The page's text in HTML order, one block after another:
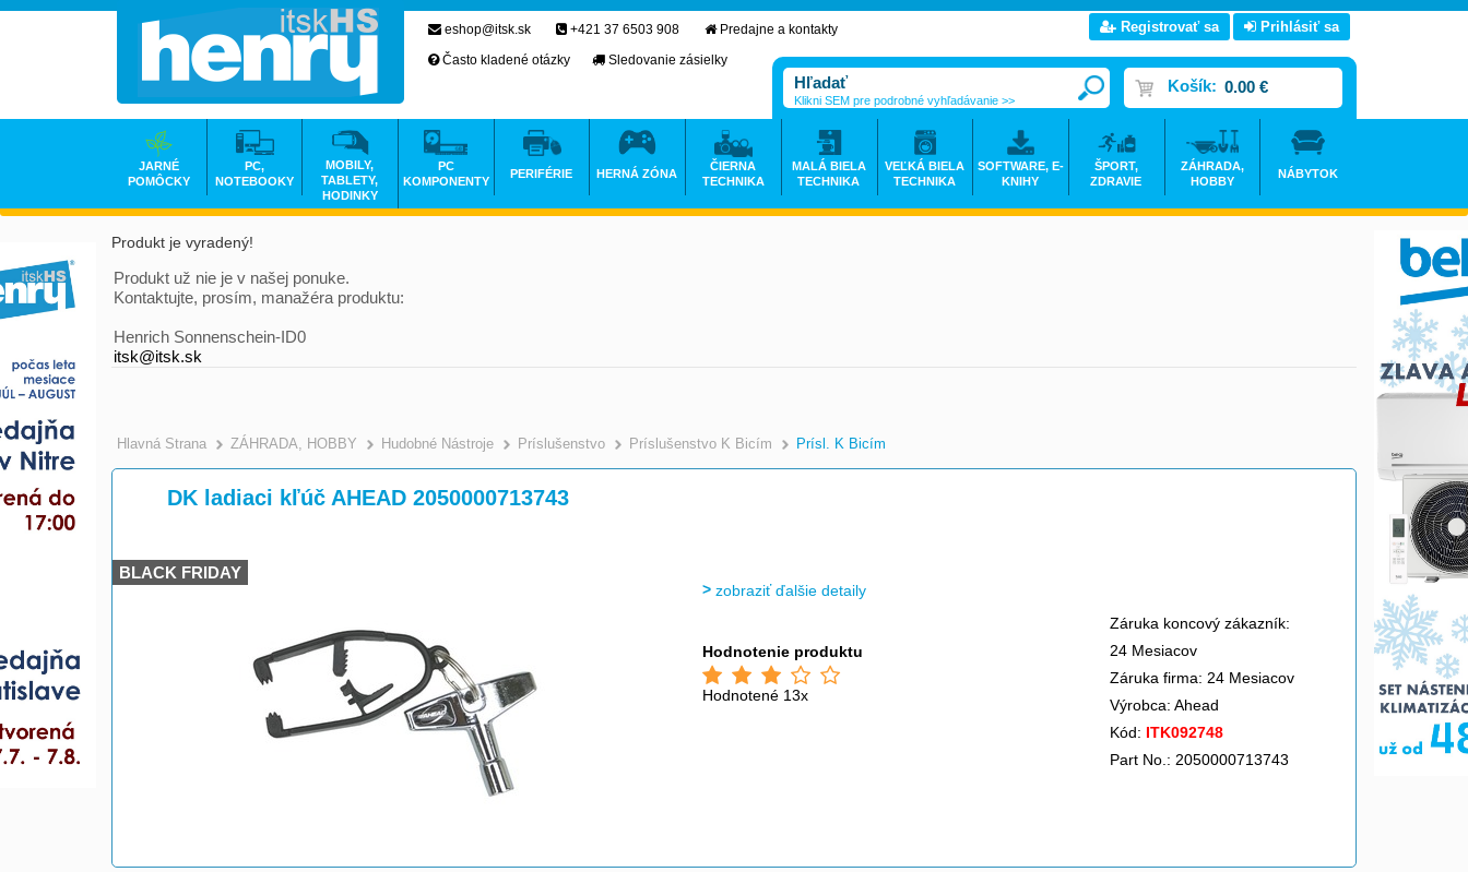
Produkt je vyradený!
Produkt už nie je v našej ponuke.
Kontaktujte, prosím, manažéra produktu:
Henrich Sonnenschein-ID0
itsk@itsk.sk
Hlavná Strana >
ZÁHRADA, HOBBY >
Hudobné Nástroje >
Príslušenstvo >
Príslušenstvo K Bicím >
Prísl. K Bicím
DK ladiaci kľúč AHEAD 2050000713743
BLACK FRIDAY
zobraziť ďalšie detaily
Hodnotenie produktu
Hodnotené 13x
Záruka koncový zákazník:
24 Mesiacov
Záruka firma: 24 Mesiacov
Výrobca: Ahead
Kód: ITK092748
Part No.: 2050000713743
eshop@itsk.sk +421 37 6503 908
Predajne a kontakty
Často kladené otázky
Sledovanie zásielky
Registrovať sa Prihlásiť sa
Košík: 0.00 €
Klikni SEM pre podrobné vyhľadávanie >>
JARNÉ
POMÔCKY
PC,
NOTEBOOKY
MOBILY,
TABLETY,
HODINKY
PC
KOMPONENTY
PERIFÉRIE HERNÁ ZÓNA
ČIERNA
TECHNIKA
MALÁ BIELA
TECHNIKA
VEĽKÁ BIELA
TECHNIKA
SOFTWARE, E-
KNIHY
ŠPORT,
ZDRAVIE
ZÁHRADA,
HOBBY
NÁBYTOK